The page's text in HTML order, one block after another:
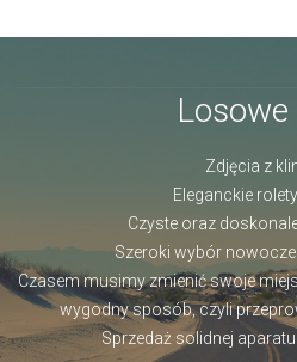
Zdjęcia z
Eleganckie
Czyste oraz
Szeroki wybór
Czasem musimy zmienić swoje
wygodny sposób, czyli
Sprzedaż solidnej